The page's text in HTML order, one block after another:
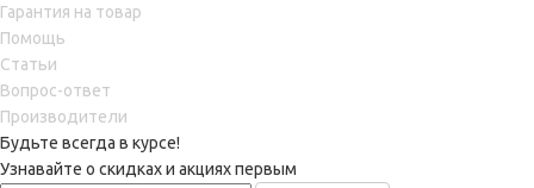
Гарантия на товар
Помощь
Статьи
Вопрос-ответ
Производители
Будьте всегда в курсе!
Узнавайте о скидках и акциях первым